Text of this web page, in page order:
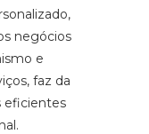
negócios
e
faz da
eficientes